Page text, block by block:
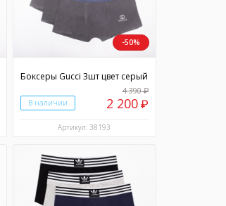
-50%
Боксеры Gucci 3шт цвет серый
В наличии
4 390₽
2 200 ₽
Артикул: 38193